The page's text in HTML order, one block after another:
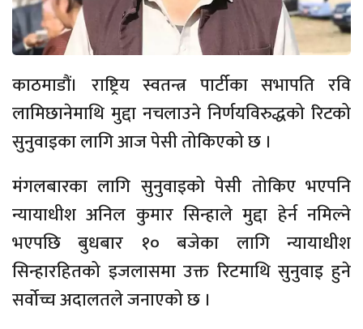
काठमाडौं। राष्ट्रिय स्वतन्त्र पार्टीका सभापति रवि
लामिछानेमाथि मुद्दा नचलाउने निर्णयविरुद्धको रिटको
सुनुवाइका लागि आज पेसी तोकिएको छ ।
मंगलबारका लागि सुनुवाइको पेसी तोकिए भएपनि
न्यायाधीश अनिल कुमार सिन्हाले मुद्दा हेर्न नमिल्ने
भएपछि बुधबार १० बजेका लागि न्यायाधीश
सिन्हारहितको इजलासमा उक्त रिटमाथि सुनुवाइ हुने
सर्वोच्च अदालतले जनाएको छ ।